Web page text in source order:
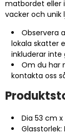
matbordet eller
vacker och unik
Observera
lokala skatter
inkluderar inte
Om du har
kontakta oss
Dia 53 cm x